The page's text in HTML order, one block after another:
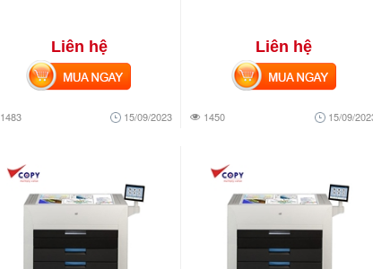
Liên hệ
1483 15/09/2023
MUA NGAY
Liên hệ
1450 15/09/
MUA NGAY